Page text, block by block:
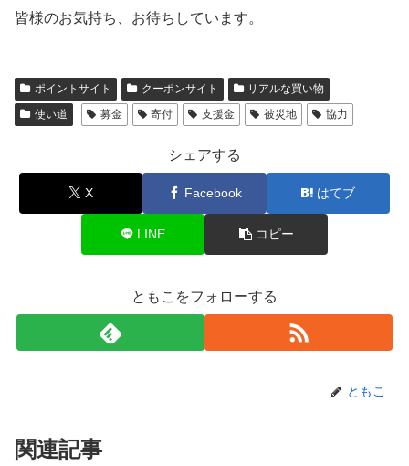
皆様のお気持ち、お待ちしています。
ポイントサイト クーポンサイト
リアルな買い物
使い道
募金 寄付 支援金 被災地 協力
シェアする
X Facebook はてブ
LINE コピー
ともこをフォローする
ともこ
関連記事